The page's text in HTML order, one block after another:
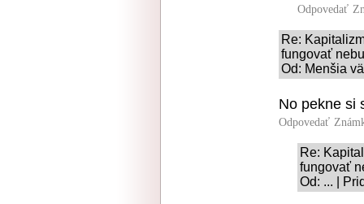
Odpovedať
Re:
fungovať
Od: Menšia
No pekne si
Odpovedať
Re:
fungovať
Od: ... |